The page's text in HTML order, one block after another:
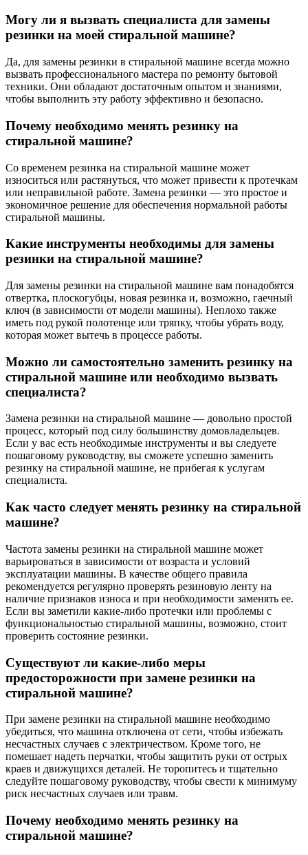
Могу ли я вызвать специалиста для замены
резинки на моей стиральной машине?
Да, для замены резинки в стиральной машине всегда можно
вызвать профессионального мастера по ремонту бытовой
техники. Они обладают достаточным опытом и знаниями,
чтобы выполнить эту работу эффективно и безопасно.
Почему необходимо менять резинку на
стиральной машине?
Со временем резинка на стиральной машине может
износиться или растянуться, что может привести к протечкам
или неправильной работе. Замена резинки — это простое и
экономичное решение для обеспечения нормальной работы
стиральной машины.
Какие инструменты необходимы для замены
резинки на стиральной машине?
Для замены резинки на стиральной машине вам понадобятся
отвертка, плоскогубцы, новая резинка и, возможно, гаечный
ключ (в зависимости от модели машины). Неплохо также
иметь под рукой полотенце или тряпку, чтобы убрать воду,
которая может вытечь в процессе работы.
Можно ли самостоятельно заменить резинку на
стиральной машине или необходимо вызвать
специалиста?
Замена резинки на стиральной машине — довольно простой
процесс, который под силу большинству домовладельцев.
Если у вас есть необходимые инструменты и вы следуете
пошаговому руководству, вы сможете успешно заменить
резинку на стиральной машине, не прибегая к услугам
специалиста.
Как часто следует менять резинку на стиральной
машине?
Частота замены резинки на стиральной машине может
варьироваться в зависимости от возраста и условий
эксплуатации машины. В качестве общего правила
рекомендуется регулярно проверять резиновую ленту на
наличие признаков износа и при необходимости заменять ее.
Если вы заметили какие-либо протечки или проблемы с
функциональностью стиральной машины, возможно, стоит
проверить состояние резинки.
Существуют ли какие-либо меры
предосторожности при замене резинки на
стиральной машине?
При замене резинки на стиральной машине необходимо
убедиться, что машина отключена от сети, чтобы избежать
несчастных случаев с электричеством. Кроме того, не
помешает надеть перчатки, чтобы защитить руки от острых
краев и движущихся деталей. Не торопитесь и тщательно
следуйте пошаговому руководству, чтобы свести к минимуму
риск несчастных случаев или травм.
Почему необходимо менять резинку на
стиральной машине?